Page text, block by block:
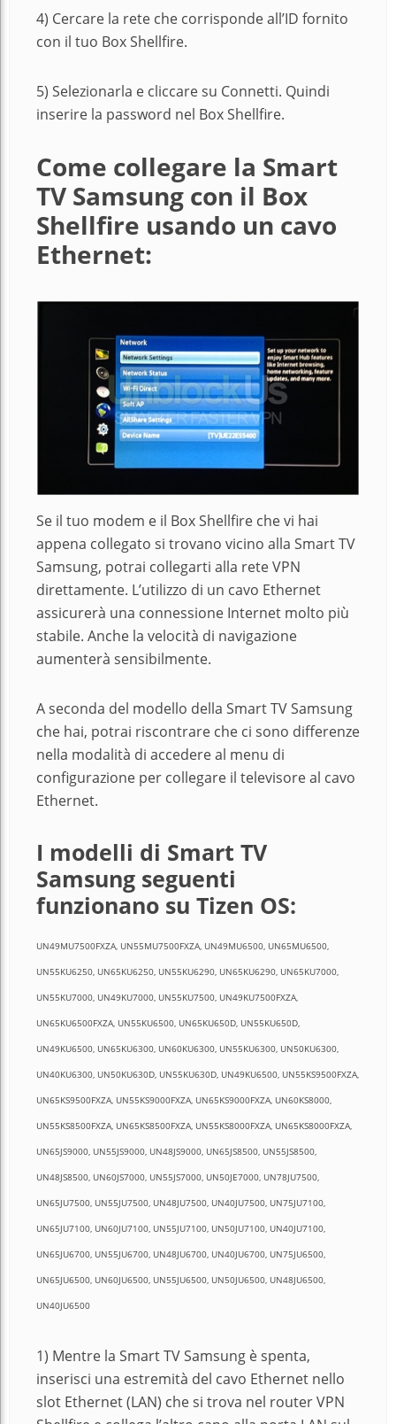
4) Cercare la rete che corrisponde all’ID fornito
con il tuo Box Shellfire.
5) Selezionarla e cliccare su Connetti. Quindi
inserire la password nel Box Shellfire.
Come collegare la Smart
TV Samsung con il Box
Shellfire usando un cavo
Ethernet:
Se il tuo modem e il Box Shellfire che vi hai
appena collegato si trovano vicino alla Smart TV
Samsung, potrai collegarti alla rete VPN
direttamente. L’utilizzo di un cavo Ethernet
assicurerà una connessione Internet molto più
stabile. Anche la velocità di navigazione
aumenterà sensibilmente.
A seconda del modello della Smart TV Samsung
che hai, potrai riscontrare che ci sono differenze
nella modalità di accedere al menu di
configurazione per collegare il televisore al cavo
Ethernet.
I modelli di Smart TV
Samsung seguenti
funzionano su Tizen OS:
UN49MU7500FXZA, UN55MU7500FXZA, UN49MU6500, UN65MU6500,
UN55KU6250, UN65KU6250, UN55KU6290, UN65KU6290, UN65KU7000,
UN55KU7000, UN49KU7000, UN55KU7500, UN49KU7500FXZA,
UN65KU6500FXZA, UN55KU6500, UN65KU650D, UN55KU650D,
UN49KU6500, UN65KU6300, UN60KU6300, UN55KU6300, UN50KU6300,
UN40KU6300, UN50KU630D, UN55KU630D, UN49KU6500, UN55KS9500FXZA,
UN65KS9500FXZA, UN55KS9000FXZA, UN65KS9000FXZA, UN60KS8000,
UN55KS8500FXZA, UN65KS8500FXZA, UN55KS8000FXZA, UN65KS8000FXZA,
UN65JS9000, UN55JS9000, UN48JS9000, UN65JS8500, UN55JS8500,
UN48JS8500, UN60JS7000, UN55JS7000, UN50JE7000, UN78JU7500,
UN65JU7500, UN55JU7500, UN48JU7500, UN40JU7500, UN75JU7100,
UN65JU7100, UN60JU7100, UN55JU7100, UN50JU7100, UN40JU7100,
UN65JU6700, UN55JU6700, UN48JU6700, UN40JU6700, UN75JU6500,
UN65JU6500, UN60JU6500, UN55JU6500, UN50JU6500, UN48JU6500,
UN40JU6500
1) Mentre la Smart TV Samsung è spenta,
inserisci una estremità del cavo Ethernet nello
slot Ethernet (LAN) che si trova nel router VPN